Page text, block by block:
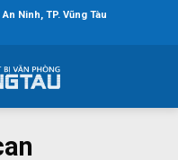
Ninh, TP. Vũng Tàu